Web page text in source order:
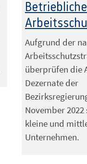
Aufgrund der
überprüfen die
Dezernate der
November
kleine und
Unternehmen.